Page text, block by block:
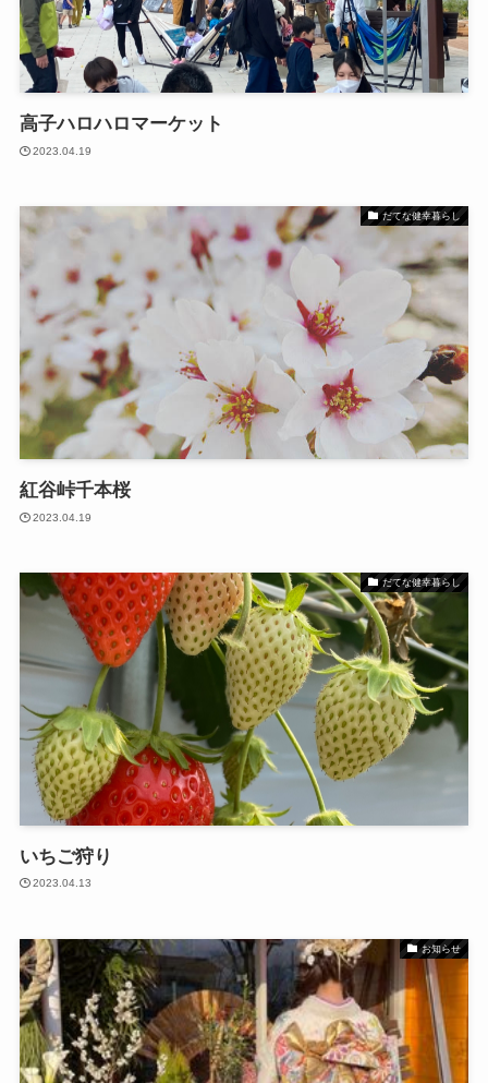
高子ハロハロマーケット
2023.04.19
だてな健幸暮らし
紅谷峠千本桜
2023.04.19
だてな健幸暮らし
いちご狩り
2023.04.13
お知らせ